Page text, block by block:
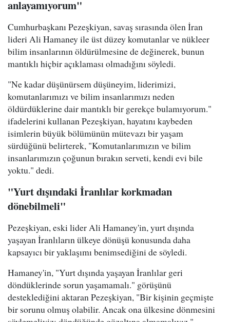
anlayamıyorum"
Cumhurbaşkanı Pezeşkiyan, savaş sırasında ölen İran
lideri Ali Hamaney ile üst düzey komutanlar ve nükleer
bilim insanlarının öldürülmesine de değinerek, bunun
mantıklı hiçbir açıklaması olmadığını söyledi.
"Ne kadar düşünürsem düşüneyim, liderimizi,
komutanlarımızı ve bilim insanlarımızı neden
öldürdüklerine dair mantıklı bir gerekçe bulamıyorum."
ifadelerini kullanan Pezeşkiyan, hayatını kaybeden
isimlerin büyük bölümünün mütevazı bir yaşam
sürdüğünü belirterek, "Komutanlarımızın ve bilim
insanlarımızın çoğunun bırakın serveti, kendi evi bile
yoktu." dedi.
"Yurt dışındaki İranlılar korkmadan
dönebilmeli"
Pezeşkiyan, eski lider Ali Hamaney'in, yurt dışında
yaşayan İranlıların ülkeye dönüşü konusunda daha
kapsayıcı bir yaklaşımı benimsediğini de söyledi.
Hamaney'in, "Yurt dışında yaşayan İranlılar geri
döndüklerinde sorun yaşamamalı." görüşünü
desteklediğini aktaran Pezeşkiyan, "Bir kişinin geçmişte
bir sorunu olmuş olabilir. Ancak ona ülkesine dönmesini